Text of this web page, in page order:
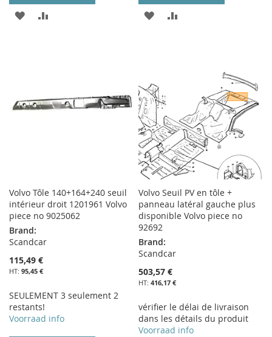
AJOUTER
D’ENVIE
AJOUTER
D’ENVIE
Volvo Tôle 140+164+240 seuil
intérieur droit 1201961 Volvo
piece no 9025062
Brand:
Scandcar
115,49 €
95,45 €
SEULEMENT 3 seulement 2
restants!
Voorraad info
Volvo Seuil PV en tôle +
panneau latéral gauche plus
disponible Volvo piece no
92692
Brand:
Scandcar
503,57 €
416,17 €
vérifier le délai de livraison
dans les détails du produit
Voorraad info